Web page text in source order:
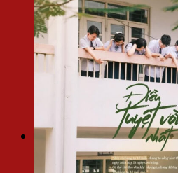
Cán Keo
Bế Decal
VẬT TƯ NGÀNH IN
Còng
KHÁC
Thiết Kế
In Bạt, PP, UV
Giấy Khổ Dài
In UV DTF
Blogs chia sẻ
Kỹ thuật in
Gia công